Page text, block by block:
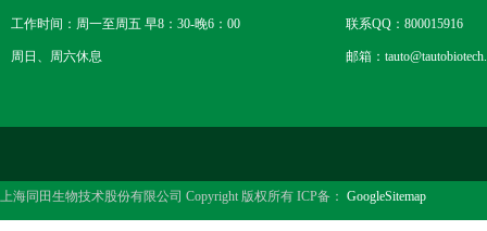
工作时间：周一至周五 早8：30-晚6：00
周日、周六休息
联系QQ：800015916
邮箱：
上海同田生物技术股份有限公司 Copyright 版权所有 ICP备： GoogleSitemap